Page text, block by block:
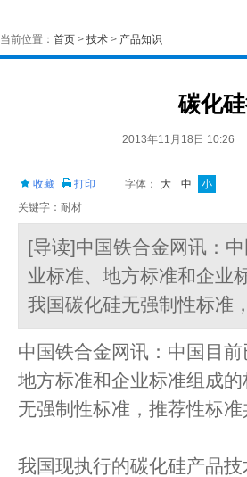
当前位置： 首页 > 技术 > 产品知识
碳化
2013年11月18日 10:26
收藏 打印 字体： 大 中
小
关键字：耐材
[导读]中国铁合金网讯：
业标准、地方标准和企业
我国碳化硅无强制性标准
中国铁合金网讯：中国目
地方标准和企业标准组成
无强制性标准，推荐性标
我国现执行的碳化硅产品